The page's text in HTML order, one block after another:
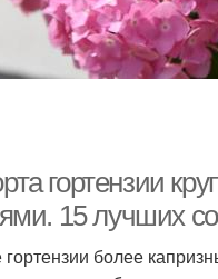
гортензии
15 лучших
более